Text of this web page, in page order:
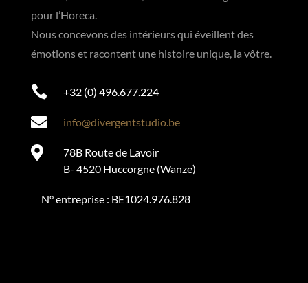
pour l’Horeca.
Nous concevons des intérieurs qui éveillent des
émotions et racontent une histoire unique, la vôtre.
 +32 (0) 496.677.224
 info@divergentstudio.be

78B Route de Lavoir
B- 4520 Huccorgne (Wanze)
N° entreprise : BE1024.976.828